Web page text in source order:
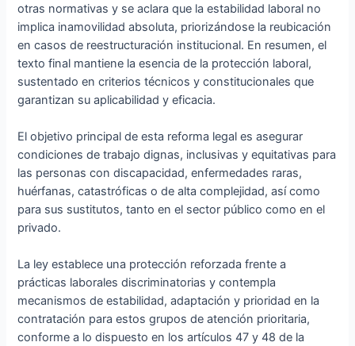
otras normativas y se aclara que la estabilidad laboral no
implica inamovilidad absoluta, priorizándose la reubicación
en casos de reestructuración institucional. En resumen, el
texto final mantiene la esencia de la protección laboral,
sustentado en criterios técnicos y constitucionales que
garantizan su aplicabilidad y eficacia.
El objetivo principal de esta reforma legal es asegurar
condiciones de trabajo dignas, inclusivas y equitativas para
las personas con discapacidad, enfermedades raras,
huérfanas, catastróficas o de alta complejidad, así como
para sus sustitutos, tanto en el sector público como en el
privado.
La ley establece una protección reforzada frente a
prácticas laborales discriminatorias y contempla
mecanismos de estabilidad, adaptación y prioridad en la
contratación para estos grupos de atención prioritaria,
conforme a lo dispuesto en los artículos 47 y 48 de la